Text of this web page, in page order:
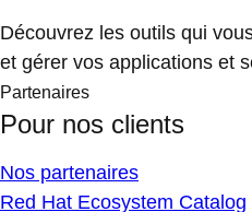
Découvrez les outils qui
et gérer vos applications et
Partenaires
Pour nos clients
Nos partenaires
Red Hat Ecosystem Catalog